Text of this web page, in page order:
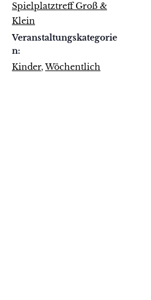
Spielplatztreff Groß &
Klein
Veranstaltungskategorie
n:
Kinder,Wöchentlich